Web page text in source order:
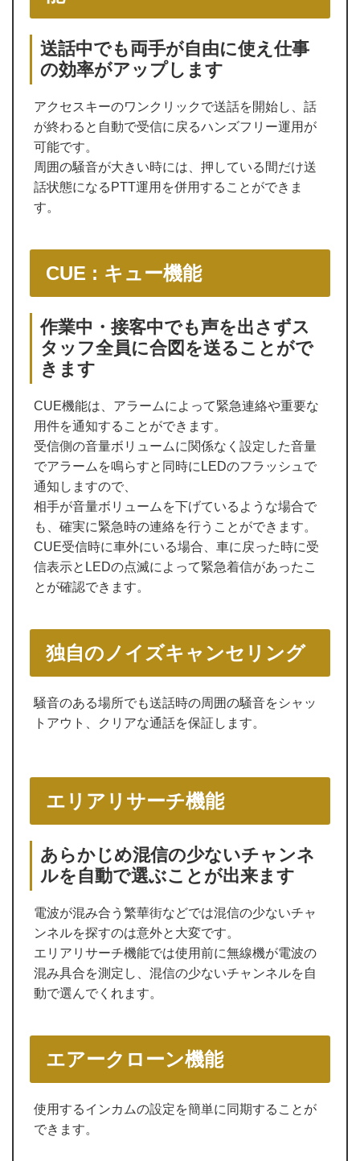
送話中でも両手が自由に使え仕事
の効率がアップします
アクセスキーのワンクリックで送話を開始し、話
が終わると自動で受信に戻るハンズフリー運用が
可能です。
周囲の騒音が大きい時には、押している間だけ送
話状態になるPTT運用を併用することができま
す。
CUE : キュー機能
作業中・接客中でも声を出さずス
タッフ全員に合図を送ることがで
きます
CUE機能は、アラームによって緊急連絡や重要な
用件を通知することができます。
受信側の音量ボリュームに関係なく設定した音量
でアラームを鳴らすと同時にLEDのフラッシュで
通知しますので、
相手が音量ボリュームを下げているような場合で
も、確実に緊急時の連絡を行うことができます。
CUE受信時に車外にいる場合、車に戻った時に受
信表示とLEDの点滅によって緊急着信があったこ
とが確認できます。
独自のノイズキャンセリング
騒音のある場所でも送話時の周囲の騒音をシャッ
トアウト、クリアな通話を保証します。
エリアリサーチ機能
あらかじめ混信の少ないチャンネ
ルを自動で選ぶことが出来ます
電波が混み合う繁華街などでは混信の少ないチャ
ンネルを探すのは意外と大変です。
エリアリサーチ機能では使用前に無線機が電波の
混み具合を測定し、混信の少ないチャンネルを自
動で選んでくれます。
エアークローン機能
使用するインカムの設定を簡単に同期することが
できます。